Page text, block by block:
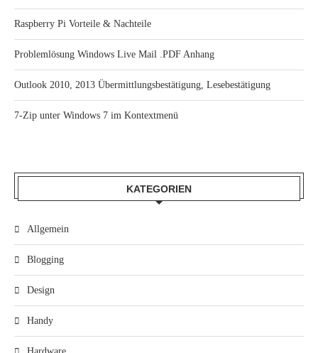
Raspberry Pi Vorteile & Nachteile
Problemlösung Windows Live Mail .PDF Anhang
Outlook 2010, 2013 Übermittlungsbestätigung, Lesebestätigung
7-Zip unter Windows 7 im Kontextmenü
KATEGORIEN
Allgemein
Blogging
Design
Handy